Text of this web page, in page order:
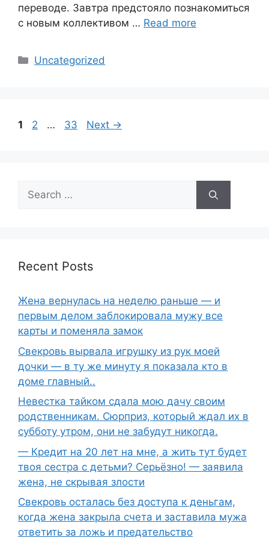
переводе. Завтра предстояло познакомиться
с новым коллективом … Read more
Categories
Uncategorized
Page
1 Page
2 … Page
33 Next →
Search
for:
Recent Posts
Жена вернулась на неделю раньше — и
первым делом заблокировала мужу все
карты и поменяла замок
Свекровь вырвала игрушку из рук моей
дочки — в ту же минуту я показала кто в
доме главный..
Невестка тайком сдала мою дачу своим
родственникам. Сюрприз, который ждал их в
субботу утром, они не забудут никогда.
— Кредит на 20 лет на мне, а жить тут будет
твоя сестра с детьми? Серьёзно! — заявила
жена, не скрывая злости
Свекровь осталась без доступа к деньгам,
когда жена закрыла счета и заставила мужа
ответить за ложь и предательство